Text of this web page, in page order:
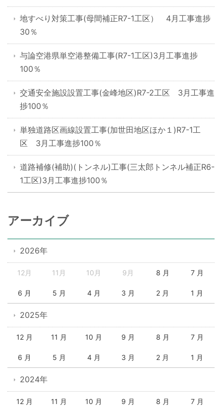
地すべり対策工事(母間補正R7-1工区） 4月工事進捗
30％
与論空港県単空港整備工事(R7-1工区)3月工事進捗
100％
交通安全施設設置工事(金峰地区)R7-2工区 3月工事進
捗100％
単独道路区画線設置工事(加世田地区ほか１)R7-1工
区 3月工事進捗100％
道路補修(補助)(トンネル)工事(三太郎トンネル補正R6-
1工区)3月工事進捗100％
アーカイブ
2026年
12月 11月 10月 9月 8 月 7 月
6 月 5 月 4 月 3 月 2 月 1 月
2025年
12 月 11 月 10 月 9 月 8 月 7 月
6 月 5 月 4 月 3 月 2 月 1 月
2024年
12 月 11 月 10 月 9 月 8 月 7 月